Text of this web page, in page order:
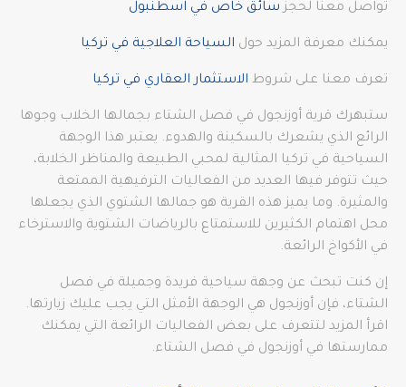
تواصل معنا لحجز سائق خاص في اسطنبول
يمكنك معرفة المزيد حول السياحة العلاجية في تركيا
تعرف معنا على شروط الاستثمار العقاري في تركيا
ستبهرك قرية أوزنجول في فصل الشتاء بجمالها الخلاب وجوها
الرائع الذي يشعرك بالسكينة والهدوء. يعتبر هذا الوجهة
السياحية في تركيا المثالية لمحبي الطبيعة والمناظر الخلابة،
حيث تتوفر فيها العديد من الفعاليات الترفيهية الممتعة
والمثيرة. وما يميز هذه القرية هو جمالها الشتوي الذي يجعلها
محل اهتمام الكثيرين للاستمتاع بالرياضات الشتوية والاسترخاء
في الأكواخ الرائعة.
إن كنت تبحث عن وجهة سياحية فريدة وجميلة في فصل
الشتاء، فإن أوزنجول هي الوجهة الأمثل التي يجب عليك زيارتها.
اقرأ المزيد لتتعرف على بعض الفعاليات الرائعة التي يمكنك
ممارستها في أوزنجول في فصل الشتاء.